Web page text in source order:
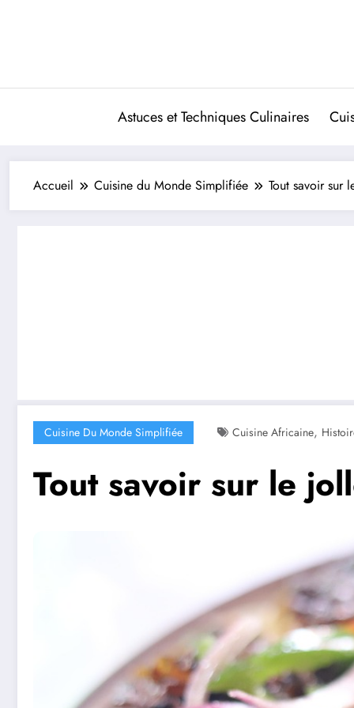
Astuces et Techniques Culinaires
Accueil Cuisine du Monde Simplifiée Tout savoir sur
Cuisine Du Monde Simplifiée Cuisine Africaine,
Tout savoir sur le